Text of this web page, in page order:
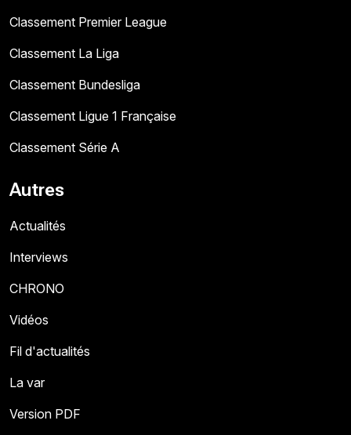
Classement Premier League
Classement La Liga
Classement Bundesliga
Classement Ligue 1 Française
Classement Série A
Autres
Actualités
Interviews
CHRONO
Vidéos
Fil d'actualités
La var
Version PDF